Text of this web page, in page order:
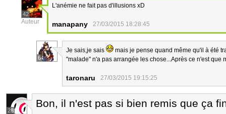
42
Auteur
L'anémie ne fait pas d'illusions xD
manapany 27/03/2015 18:28:45
6
Je sais,je sais
mais je pense quand même qu'il à été
"malade" n'a pas arrangée les chose...Après ce n'est que
taronaru 27/03/2015 19:15:25
28
Bon, il n'est pas si bien remis que ça